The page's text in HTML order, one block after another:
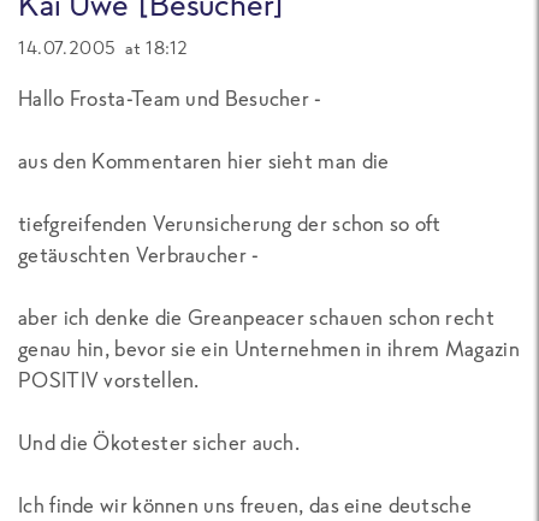
14.07.2005 at 18:12
Hallo Frosta-Team und Besucher -
aus den Kommentaren hier sieht man die
tiefgreifenden Verunsicherung der schon so oft
getäuschten Verbraucher -
aber ich denke die Greanpeacer schauen schon recht
genau hin, bevor sie ein Unternehmen in ihrem Magazin
POSITIV vorstellen.
Und die Ökotester sicher auch.
Ich finde wir können uns freuen, das eine deutsche